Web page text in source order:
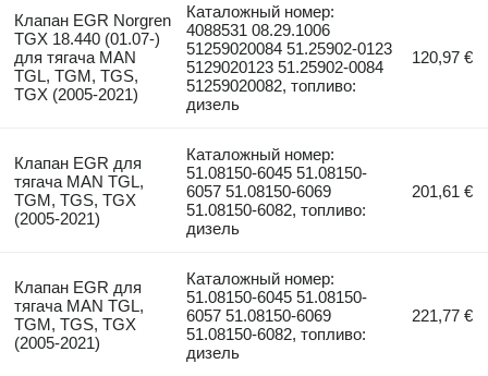
Клапан EGR Norgren
TGX 18.440 (01.07-)
для тягача MAN
TGL, TGM, TGS,
TGX (2005-2021)
Каталожный номер:
4088531 08.29.1006
51259020084 51.25902-0123
5129020123 51.25902-0084
51259020082, топливо:
дизель
120,97 €
Клапан EGR для
тягача MAN TGL,
TGM, TGS, TGX
(2005-2021)
Каталожный номер:
51.08150-6045 51.08150-
6057 51.08150-6069
51.08150-6082, топливо:
дизель
201,61 €
Клапан EGR для
тягача MAN TGL,
TGM, TGS, TGX
(2005-2021)
Каталожный номер:
51.08150-6045 51.08150-
6057 51.08150-6069
51.08150-6082, топливо:
дизель
221,77 €